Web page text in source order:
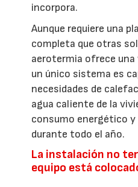
incorpora.
Aunque requiere una
completa que otras
aerotermia ofrece
un único sistema es
necesidades de
agua caliente de la
consumo energético
durante todo el año.
La instalación no
equipo está